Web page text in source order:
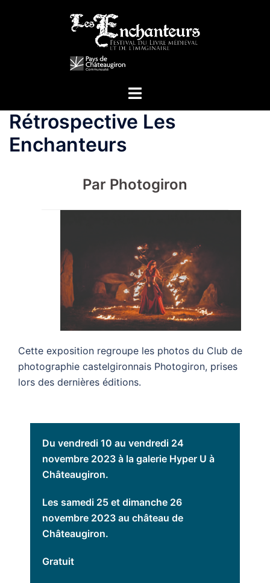
Ouvrir/fermer
menu
Rétrospective Les
Enchanteurs
Par Photogiron
Cette exposition regroupe les photos du Club de
photographie castelgironnais Photogiron, prises
lors des dernières éditions.
Du vendredi 10 au vendredi 24
novembre 2023 à la galerie Hyper U à
Châteaugiron.
Les samedi 25 et dimanche 26
novembre 2023 au château de
Châteaugiron.
Gratuit